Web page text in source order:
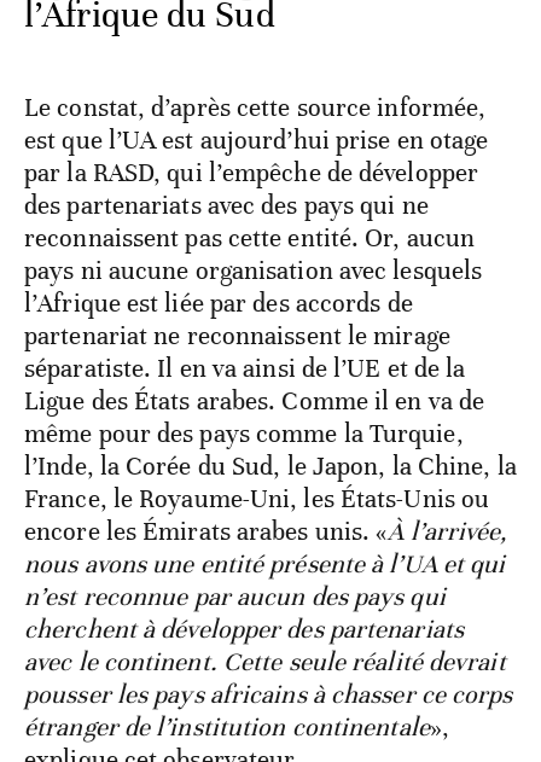
l’Afrique du Sud
Le constat, d’après cette source informée,
est que l’UA est aujourd’hui prise en otage
par la RASD, qui l’empêche de développer
des partenariats avec des pays qui ne
reconnaissent pas cette entité. Or, aucun
pays ni aucune organisation avec lesquels
l’Afrique est liée par des accords de
partenariat ne reconnaissent le mirage
séparatiste. Il en va ainsi de l’UE et de la
Ligue des États arabes. Comme il en va de
même pour des pays comme la Turquie,
l’Inde, la Corée du Sud, le Japon, la Chine, la
France, le Royaume-Uni, les États-Unis ou
encore les Émirats arabes unis. «À l’arrivée,
nous avons une entité présente à l’UA et qui
n’est reconnue par aucun des pays qui
cherchent à développer des partenariats
avec le continent. Cette seule réalité devrait
pousser les pays africains à chasser ce corps
étranger de l’institution continentale»,